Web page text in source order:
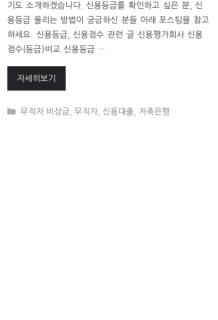
기도 소개하겠습니다. 신용등급를 확인하고 싶은 분, 신
용등급 올리는 방법이 궁금하신 분들 아래 포스팅을 참고
하세요. 신용등급, 신용점수 관련 글 신용평가회사 신용
점수(등급)비교 신용등급 …
자세히보기
CATEGORIES
무직자 비상금 ,무직자 ,신용대출 저축은행